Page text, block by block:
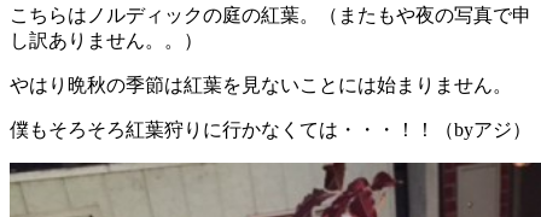
こちらはノルディックの庭の紅葉。（またもや夜の写真で申
し訳ありません。。）
やはり晩秋の季節は紅葉を見ないことには始まりません。
僕もそろそろ紅葉狩りに行かなくては・・・！！（byアジ）